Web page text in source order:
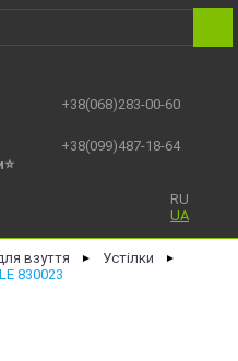
+38(068)283-00-60
+38(099)487-18-64
RU
UA
взуття ► Устілки ►
830023